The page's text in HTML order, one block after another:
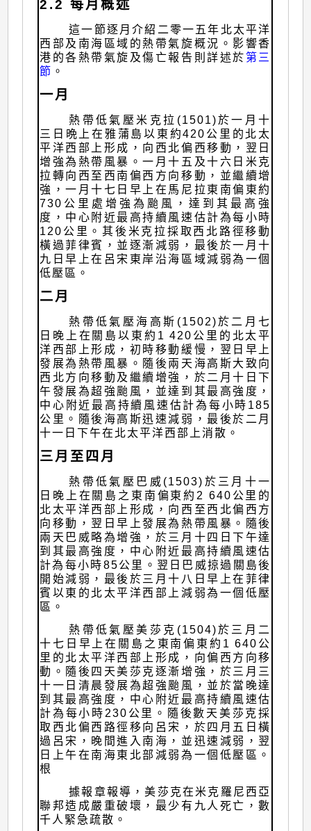
2.2 每月概述
這一節逐月介紹二零一五年北太平洋
西部及南海區域的熱帶氣旋概況。影響香
港的各熱帶氣旋及傷亡報告則詳述於第三
節 。
一月
熱帶低氣壓米克拉(1501)於一月十
三日晩上在雅蒲島以東約420公里的北太
平洋西部上形成，向西北偏西移動，翌日
增強為熱帶風暴。一月十五及十六日米克
拉轉向西至西南偏西方向移動，並繼續增
強，一月十七日早上在馬尼拉東南偏東約
730公里處增強為颱風，達到其最高強
度，中心附近最高持續風速估計為每小時
120公里。其後米克拉採取西北路徑移動
橫過菲律賓，並逐漸減弱，最後於一月十
九日早上在呂宋東岸沿海區域減弱為一個
低壓區。
二月
熱帶低氣壓海高斯(1502)於二月七
日晚上在關島以東約1 420公里的北太平
洋西部上形成，初時移動緩慢，翌日早上
發展為熱帶風暴。隨後兩天海高斯大致向
西北方向移動及繼續增強，於二月十日下
午發展為超強颱風，並達到其最高強度，
中心附近最高持續風速估計為每小時185
公里。隨後海高斯迅速減弱，最後於二月
十一日下午在北太平洋西部上消散。
三月至四月
熱帶低氣壓巴威(1503)於三月十一
日晚上在關島之東南偏東約2 640公里的
北太平洋西部上形成，向西至西北偏西方
向移動，翌日早上發展為熱帶風暴。隨後
兩天巴威略為增強，於三月十四日下午達
到其最高強度，中心附近最高持續風速估
計為每小時85公里。翌日巴威掠過關島後
開始減弱，最後於三月十八日早上在菲律
賓以東的北太平洋西部上減弱為一個低壓
區。
熱帶低氣壓美莎克(1504)於三月二
十七日早上在關島之東南偏東約1 640公
里的北太平洋西部上形成，向偏西方向移
動。隨後四天美莎克逐漸增強，於三月三
十一日清晨發展為超強颱風，並於當晚達
到其最高強度，中心附近最高持續風速估
計為每小時230公里。隨後數天美莎克採
取西北偏西路徑移向呂宋，於四月五日橫
過呂宋，晚間進入南海，並迅速減弱，翌
日上午在南海東北部減弱為一個低壓區。
根
據報章報導，美莎克在米克羅尼西亞
聯邦造成嚴重破壞，最少有九人死亡，數
千人緊急疏散。